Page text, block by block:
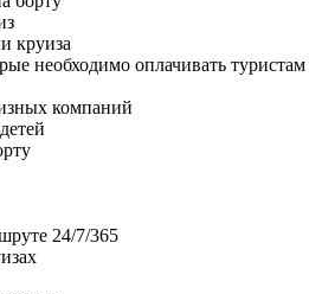
круиза
необходимо оплачивать
компаний
24/7/365